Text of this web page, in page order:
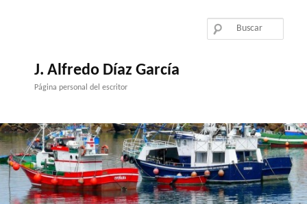
J. Alfredo Díaz García
Página personal del escritor